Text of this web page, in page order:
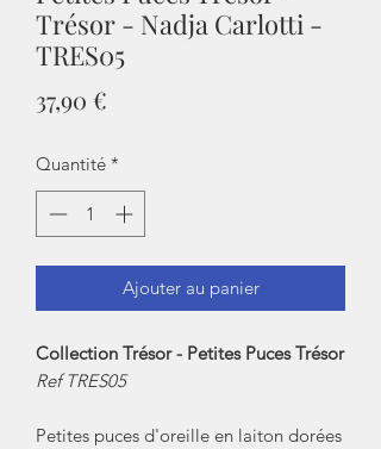
Trésor - Nadja Carlotti -
TRES05
37,90 €
Quantité *
Ajouter au panier
Collection Trésor - Petites Puces Trésor
Ref TRES05
Petites puces d'oreille en laiton dorées